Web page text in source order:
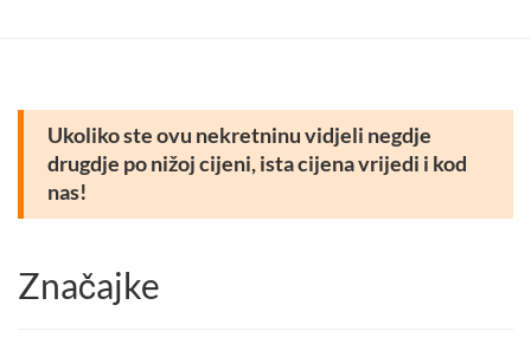
Ukoliko ste ovu nekretninu vidjeli negdje
drugdje po nižoj cijeni, ista cijena vrijedi i kod
nas!
Značajke